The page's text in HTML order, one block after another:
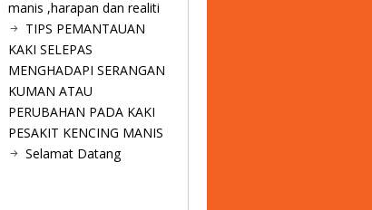
manis ,harapan dan realiti
TIPS PEMANTAUAN
KAKI SELEPAS
MENGHADAPI SERANGAN
KUMAN ATAU
PERUBAHAN PADA KAKI
PESAKIT KENCING MANIS
Selamat Datang